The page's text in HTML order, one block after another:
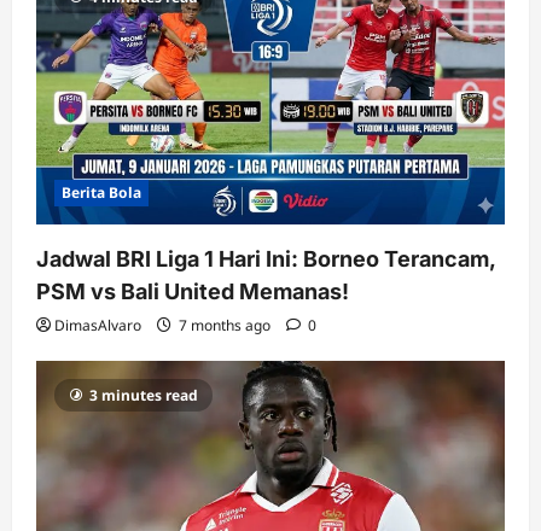
Berita Bola
Jadwal BRI Liga 1 Hari Ini: Borneo Terancam,
PSM vs Bali United Memanas!
DimasAlvaro 7 months ago 0
3 minutes read